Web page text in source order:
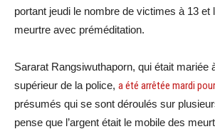
portant jeudi le nombre de victimes à 13 et
meurtre avec préméditation.
Sararat Rangsiwuthaporn, qui était mariée
supérieur de la police, a été arrêtée mardi
présumés qui se sont déroulés sur
pense que l’argent était le mobile des